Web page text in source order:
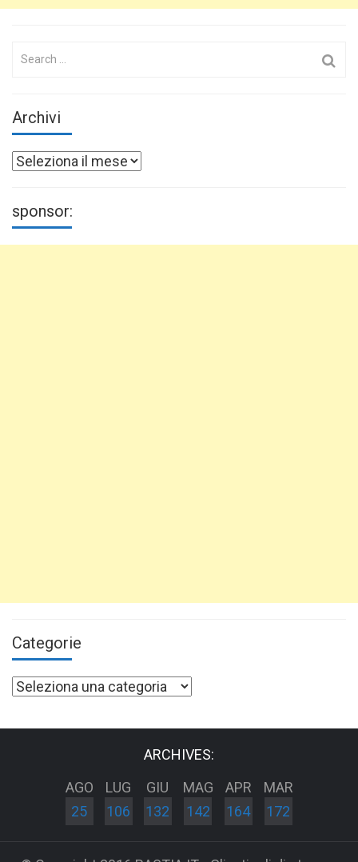
Search
Archivi
Archivi
sponsor:
Categorie
Categorie
ARCHIVES:
AGO
25
LUG
106
GIU
132
MAG
142
APR
164
MAR
172